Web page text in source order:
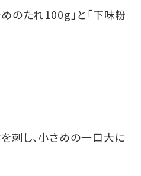
のたれ100g」と「下味粉
刺し、小さめの一口大に